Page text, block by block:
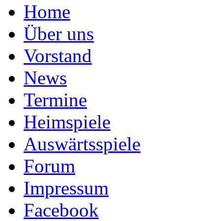
Home
Über uns
Vorstand
News
Termine
Heimspiele
Auswärtsspiele
Forum
Impressum
Facebook